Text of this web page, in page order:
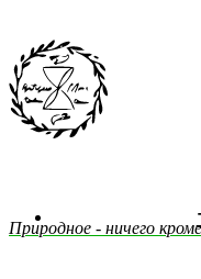
Природное - ничего